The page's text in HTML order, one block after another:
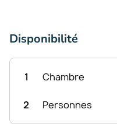
Disponibilité
1 Chambre
2 Personnes